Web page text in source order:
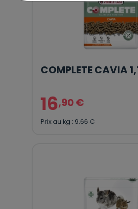
COMPLETE CAVIA
16,90 €
Prix au kg : 9.66 €